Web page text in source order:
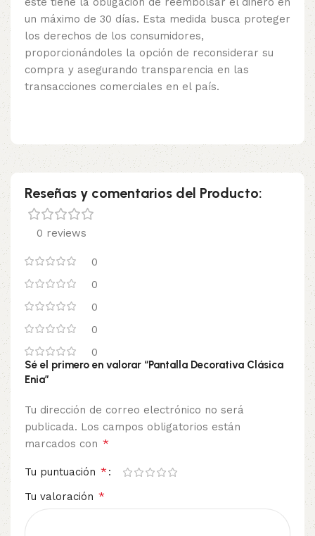
un máximo de 30 días. Esta medida busca proteger
los derechos de los consumidores,
proporcionándoles la opción de reconsiderar su
compra y asegurando transparencia en las
transacciones comerciales en el país.
Reseñas y comentarios del Producto:
0 reviews
0
0
0
0
0
Sé el primero en valorar “Pantalla Decorativa Clásica
Enia”
Tu dirección de correo electrónico no será
publicada. Los campos obligatorios están
marcados con *
Tu puntuación *
Tu valoración *